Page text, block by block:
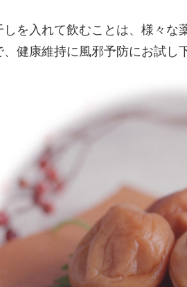
を入れて飲むことは、様々な
健康維持に風邪予防にお試し